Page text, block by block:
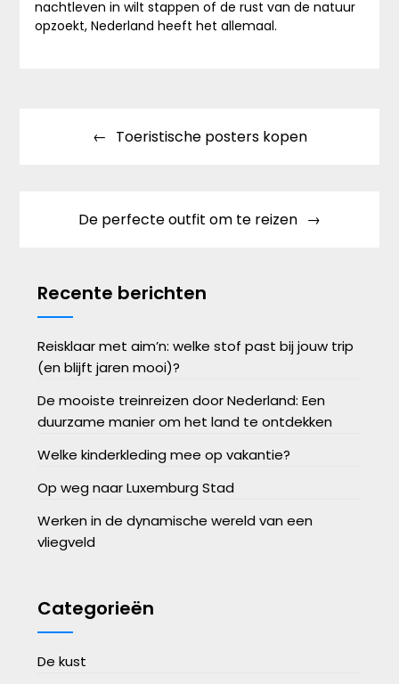
nachtleven in wilt stappen of de rust van de natuur
opzoekt, Nederland heeft het allemaal.
navigatie Toeristische posters kopen
De perfecte outfit om te reizen
Recente berichten
Reisklaar met aim’n: welke stof past bij jouw trip
(en blijft jaren mooi)?
De mooiste treinreizen door Nederland: Een
duurzame manier om het land te ontdekken
Welke kinderkleding mee op vakantie?
Op weg naar Luxemburg Stad
Werken in de dynamische wereld van een
vliegveld
Categorieën
De kust